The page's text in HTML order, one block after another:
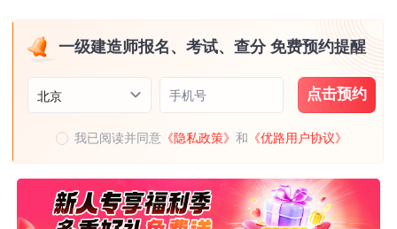
一级建造师报名、考试、查分 免费预约提醒
北京 手机号 点击预约
我已阅读并同意 《隐私政策》和 《优路用户协议》